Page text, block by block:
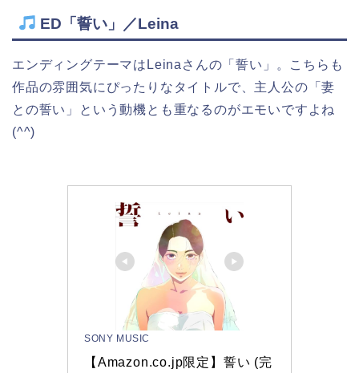
ED「誓い」／Leina
エンディングテーマはLeinaさんの「誓い」。こちらも
作品の雰囲気にぴったりなタイトルで、主人公の「妻
との誓い」という動機とも重なるのがエモいですよね
(^^)
SONY MUSIC
【Amazon.co.jp限定】誓い (完